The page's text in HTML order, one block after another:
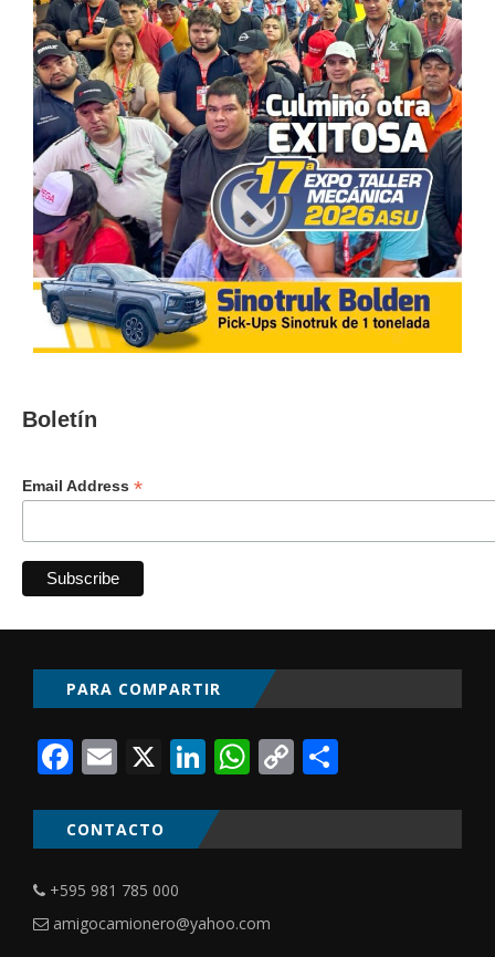
Boletín
Email Address *
PARA COMPARTIR
Facebook
Email
X LinkedIn
WhatsApp
Copy
CONTACTO
+595 981 785 000
amigocamionero@yahoo.com